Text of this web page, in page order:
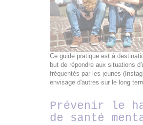
Ce guide pratique est à
but de répondre aux situations
fréquentés par les jeunes
envisage d'autres sur le long
Prévenir le
de santé